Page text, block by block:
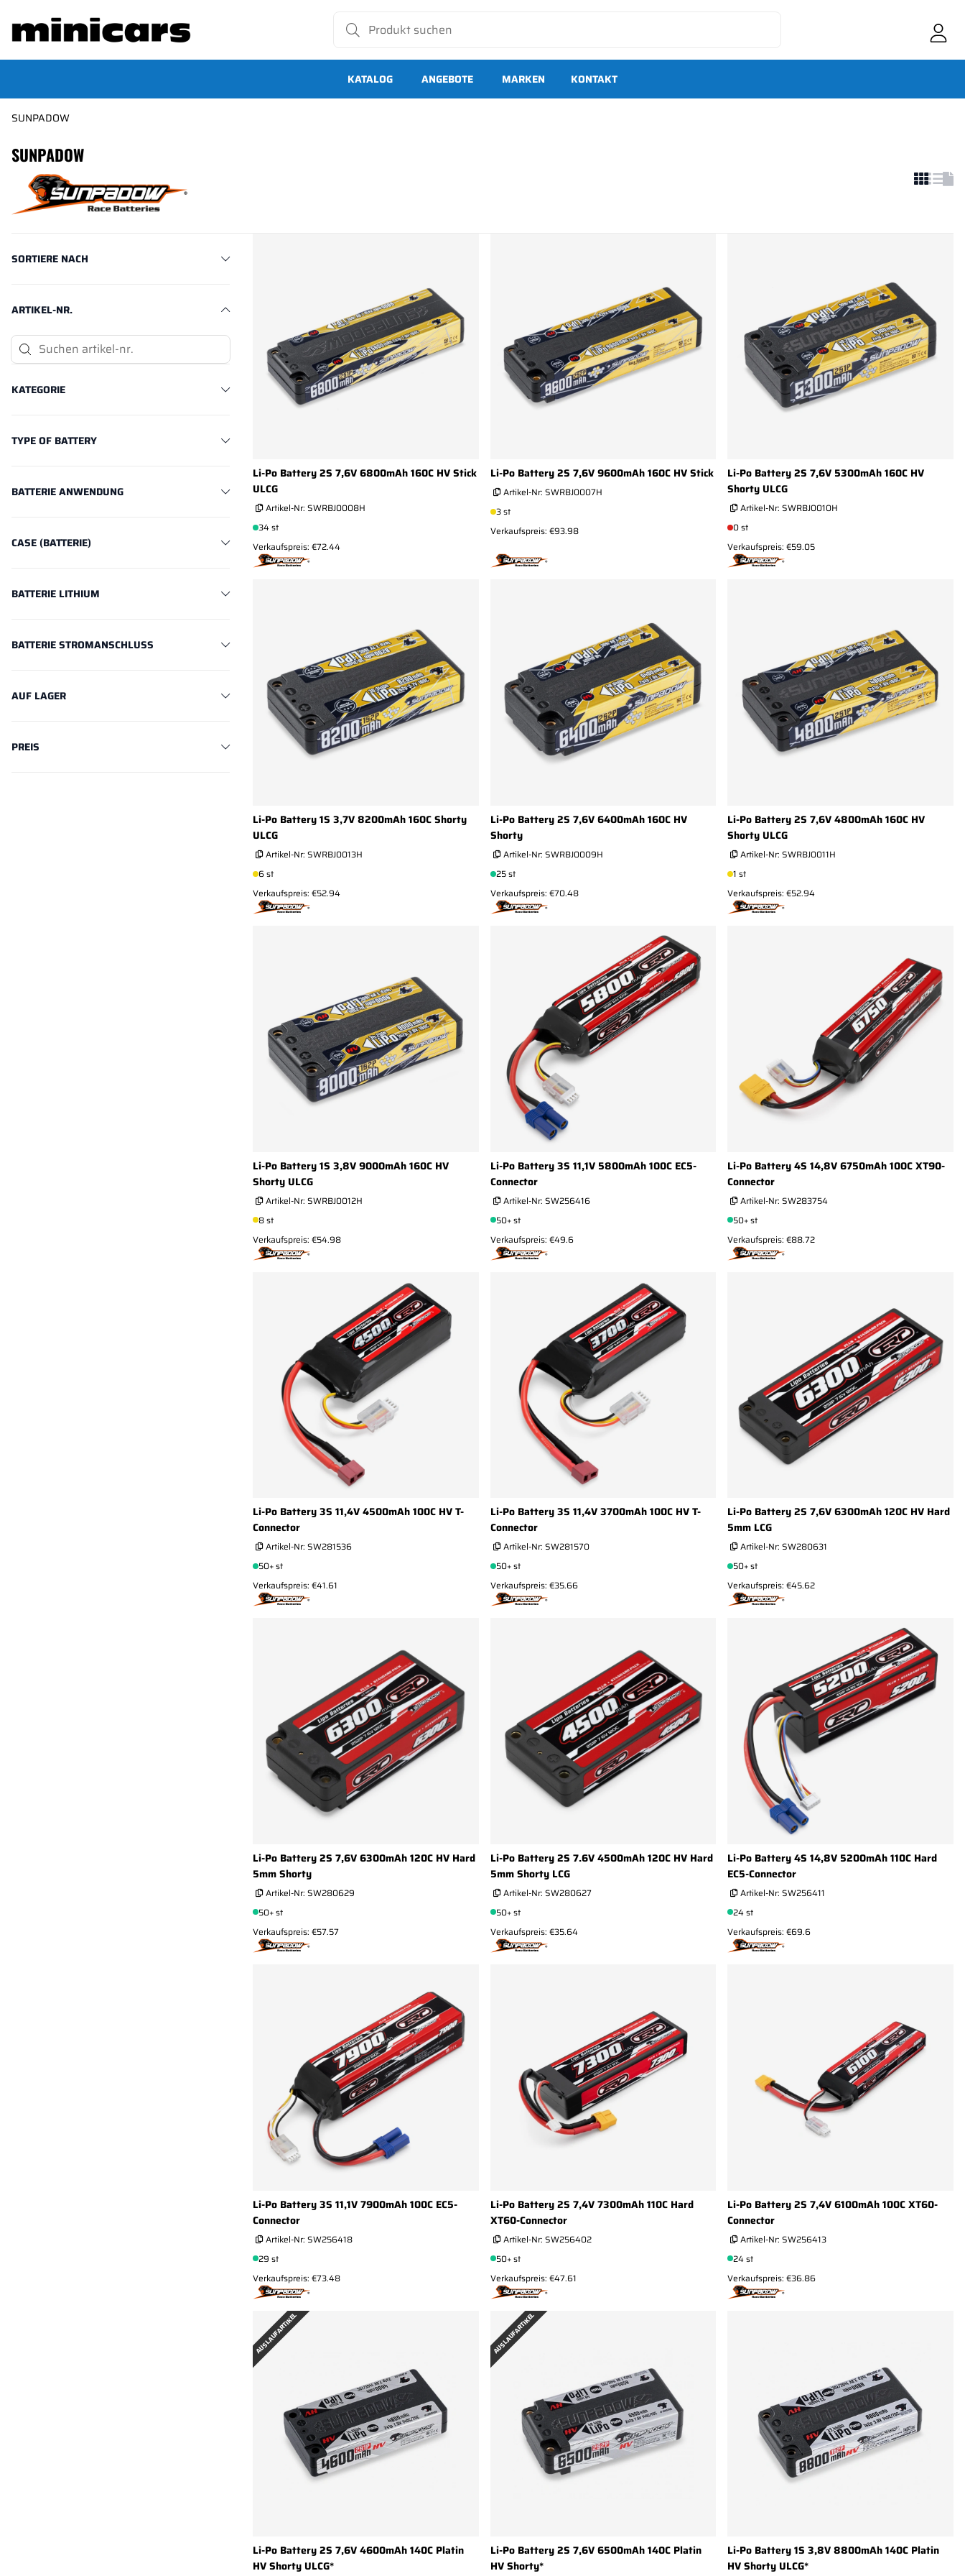
KATALOG ANGEBOTE MARKEN KONTAKT
SUNPADOW
SUNPADOW
SORTIERE NACH
ARTIKEL-NR.
Suchen Artikel-Nr.
KATEGORIE
TYPE OF BATTERY
BATTERIE ANWENDUNG
CASE (BATTERIE)
BATTERIE LITHIUM
BATTERIE STROMANSCHLUSS
AUF LAGER
PREIS
Li-Po Battery 2S 7,6V 6800mAh 160C HV Stick
ULCG
Artikel-Nr: SWRBJ0008H
34 st
Verkaufspreis: €72.44
Li-Po Battery 2S 7,6V 9600mAh 160C HV Stick
Artikel-Nr: SWRBJ0007H
3 st
Verkaufspreis: €93.98
Li-Po Battery 2S 7,6V 5300mAh 160C HV
Shorty ULCG
Artikel-Nr:SWRBJ0010H
0 st
Verkaufspreis: €59.05
Li-Po Battery 1S 3,7V 8200mAh 160C Shorty
ULCG
Artikel-Nr: SWRBJ0013H
6 st
Verkaufspreis: €52.94
Li-Po Battery 2S 7,6V 6400mAh 160C HV
Shorty
Artikel-Nr: SWRBJ0009H
25 st
Verkaufspreis: €70.48
Li-Po Battery 2S 7,6V 4800mAh 160C HV
Shorty ULCG
Artikel-Nr:SWRBJ0011H
1 st
Verkaufspreis: €52.94
Li-Po Battery 1S 3,8V 9000mAh 160C HV
Shorty ULCG
Artikel-Nr: SWRBJ0012H
8 st
Verkaufspreis: €54.98
Li-Po Battery 3S 11,1V 5800mAh 100C EC5-
Connector
Artikel-Nr: SW256416
50+ st
Verkaufspreis: €49.6
Li-Po Battery 4S 14,8V 6750mAh 100C XT90-
Connector
Artikel-Nr:SW283754
50+ st
Verkaufspreis: €88.72
Li-Po Battery 3S 11,4V 4500mAh 100C HV T-
Connector
Artikel-Nr: SW281536
50+ st
Verkaufspreis: €41.61
Li-Po Battery 3S 11,4V 3700mAh 100C HV T-
Connector
Artikel-Nr: SW281570
50+ st
Verkaufspreis: €35.66
Li-Po Battery 2S 7,6V 6300mAh 120C HV Hard
5mm LCG
Artikel-Nr:SW280631
50+ st
Verkaufspreis: €45.62
Li-Po Battery 2S 7,6V 6300mAh 120C HV Hard
5mm Shorty
Artikel-Nr: SW280629
50+ st
Verkaufspreis: €57.57
Li-Po Battery 2S 7.6V 4500mAh 120C HV Hard
5mm Shorty LCG
Artikel-Nr: SW280627
50+ st
Verkaufspreis: €35.64
Li-Po Battery 4S 14,8V 5200mAh 110C Hard
EC5-Connector
Artikel-Nr:SW256411
24 st
Verkaufspreis: €69.6
Li-Po Battery 3S 11,1V 7900mAh 100C EC5-
Connector
Artikel-Nr: SW256418
29 st
Verkaufspreis: €73.48
Li-Po Battery 2S 7,4V 7300mAh 110C Hard
XT60-Connector
Artikel-Nr: SW256402
50+ st
Verkaufspreis: €47.61
Li-Po Battery 2S 7,4V 6100mAh 100C XT60-
Connector
Artikel-Nr:SW256413
24 st
Verkaufspreis: €36.86
AUSLAUFARTIKEL
Li-Po Battery 2S 7,6V 4600mAh 140C Platin
HV Shorty ULCG*
AUSLAUFARTIKEL
Li-Po Battery 2S 7,6V 6500mAh 140C Platin
HV Shorty*
Li-Po Battery 1S 3,8V 8800mAh 140C Platin
HV Shorty ULCG*